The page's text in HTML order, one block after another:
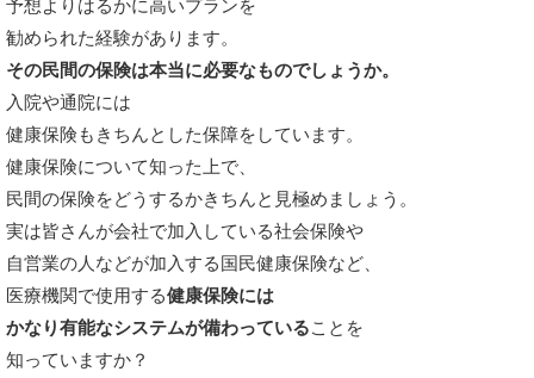
予想よりはるかに高いプランを
勧められた経験があります。
その民間の保険は本当に必要なものでしょうか。
入院や通院には
健康保険もきちんとした保障をしています。
健康保険について知った上で、
民間の保険をどうするかきちんと見極めましょう。
実は皆さんが会社で加入している社会保険や
自営業の人などが加入する国民健康保険など、
医療機関で使用する健康保険には
かなり有能なシステムが備わっていることを
知っていますか？